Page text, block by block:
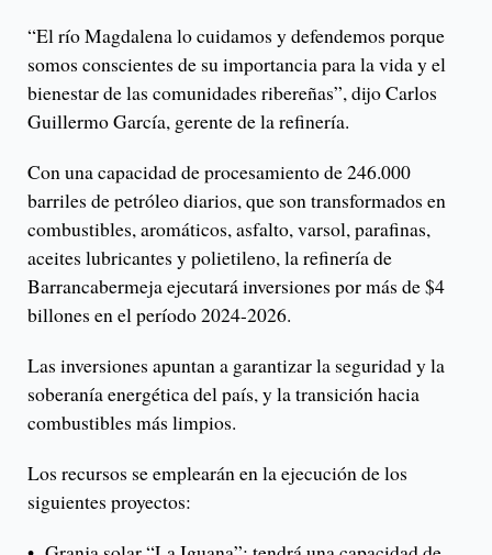
“El río Magdalena lo cuidamos y defendemos porque
somos conscientes de su importancia para la vida y el
bienestar de las comunidades ribereñas”, dijo Carlos
Guillermo García, gerente de la refinería.
Con una capacidad de procesamiento de 246.000
barriles de petróleo diarios, que son transformados en
combustibles, aromáticos, asfalto, varsol, parafinas,
aceites lubricantes y polietileno, la refinería de
Barrancabermeja ejecutará inversiones por más de $4
billones en el período 2024-2026.
Las inversiones apuntan a garantizar la seguridad y la
soberanía energética del país, y la transición hacia
combustibles más limpios.
Los recursos se emplearán en la ejecución de los
siguientes proyectos: